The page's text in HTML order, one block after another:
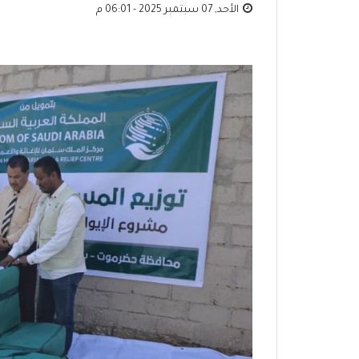
الأحد, 07 سبتمبر 2025 - 06:01 م